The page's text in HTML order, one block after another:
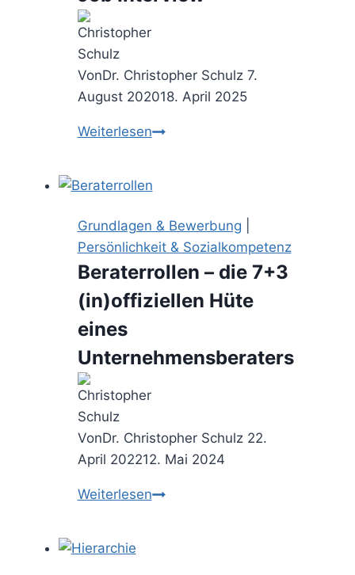
VonDr. Christopher Schulz 7.
August 202018. April 2025
WeiterlesenBackstage:
Consulting
das
Interview
Grundlagen & Bewerbung
Persönlichkeit & Sozialkompetenz
Beraterrollen – die 7+3
(in)offiziellen Hüte
eines
Unternehmensberaters
VonDr. Christopher Schulz 22.
April 202212. Mai 2024
WeiterlesenBeraterrollen